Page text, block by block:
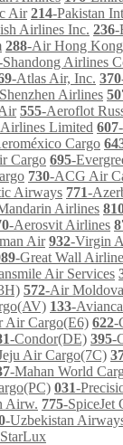
Air 214-Pakistan
Airlines Inc. 236-
288-Air Hong Kong
Shandong Airlines
-Atlas Air, Inc. 370
Airlines
555-Aeroflot
Limited 607
Cargo
Cargo 695-
730-ACG Air
Airways 771-
Airlines
-Aerosvit Airlines
Air 932-Virgin
-Great Wall
Air Services
572-Air
133-
Air Cargo(E6) 622-
-Condor(DE) 395-
Air Cargo(7C)
-Mahan World
031-
Airw. 775-SpiceJet
-Uzbekistan